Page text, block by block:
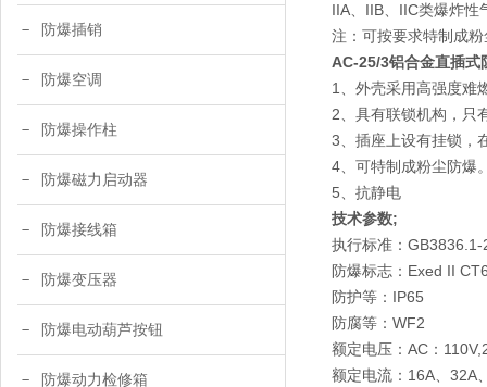
防爆插销
防爆空调
防爆操作柱
防爆磁力启动器
防爆接线箱
防爆变压器
防爆电动葫芦按钮
防爆动力检修箱
IIA、IIB、IIC类爆炸性
注：可按要求特制成
AC-25/3铝合金直插式
1、外壳采用高强度难
2、具有联锁机构，只
3、插座上设有挂锁，
4、可特制成粉尘防爆
5、抗静电
技术参数;
执行标准：
防爆标志：Exed II
防护等：IP65
防腐等：WF2
额定电压：AC：
额定电流：16A、32A